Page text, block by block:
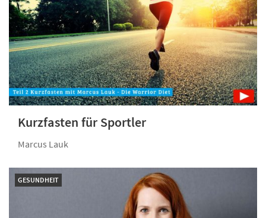
Kurzfasten für Sportler
Marcus Lauk
GESUNDHEIT